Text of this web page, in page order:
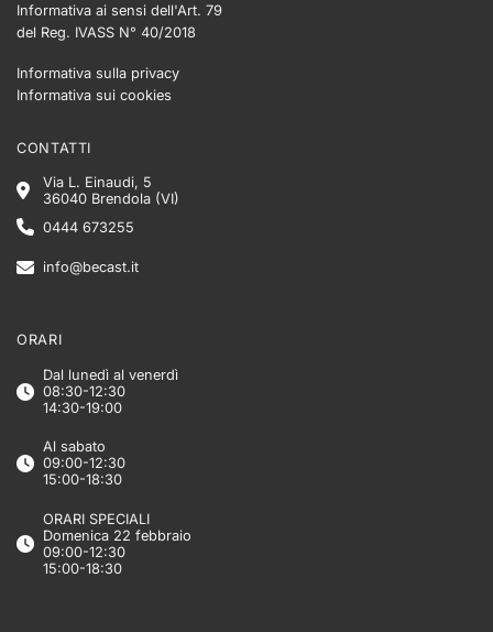
Informativa ai sensi dell'Art. 79
del Reg. IVASS N° 40/2018
Informativa sulla privacy
Informativa sui cookies
CONTATTI
Via L. Einaudi, 5
36040 Brendola (VI)
0444 673255
info@becast.it
ORARI
Dal lunedì al venerdì
08:30-12:30
14:30-19:00
Al sabato
09:00-12:30
15:00-18:30
ORARI SPECIALI
Domenica 22 febbraio
09:00-12:30
15:00-18:30